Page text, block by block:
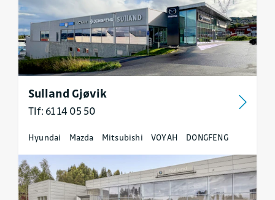
Sulland Gjøvik
Tlf: 61 14 05 50
Hyundai Mazda Mitsubishi VOYAH DONGFENG